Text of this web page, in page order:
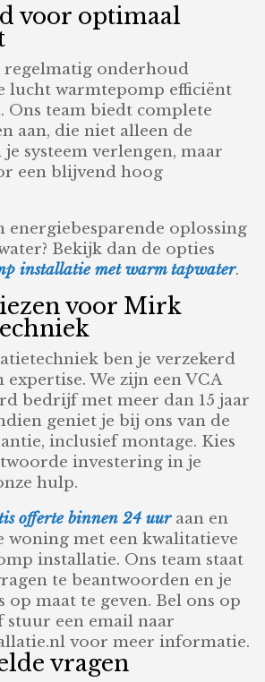
voor optimaal
regelmatig onderhoud
lucht warmtepomp efficiënt
Ons team biedt complete
aan, die niet alleen de
systeem verlengen, maar
een blijvend hoog
energiebesparende oplossing
Bekijk dan de opties
installatie met warm tapwater.
voor Mirk
ben je verzekerd
We zijn een VCA
bedrijf met meer dan 15 jaar
geniet je bij ons van de
inclusief montage. Kies
investering in je
hulp.
offerte binnen 24 uuraan en
woning met een kwalitatieve
installatie. Ons team staat
te beantwoorden en je
op maat te geven. Bel ons op
stuur een email naar
voor meer informatie.
vragen